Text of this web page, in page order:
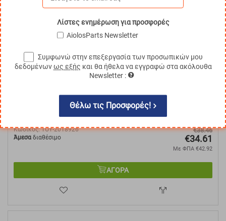
Ρουλεμάν Διαφορικού ανυψωτικού, Toyota
Κωδικός: TOY-2018926
Άμεσα διαθέσιμο
€38.46
€34.61
Με ΦΠΑ €42.92
ΑΓΟΡΑ
Λίστες ενημέρωση για προσφορές
AiolosParts Newsletter
Συμφωνώ στην επεξεργασία των προσωπικών μου
δεδομένωνως εξής και θα ήθελα να εγγραφώ στα ακόλουθα
Newsletter :
Θέλω τις Προσφορές!